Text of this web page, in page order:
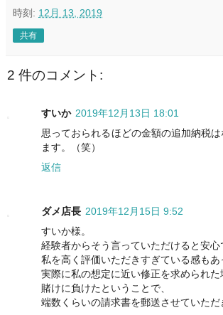
時刻: 12月 13, 2019
共有
2 件のコメント:
すいか 2019年12月13日 18:01
思っておられるほどの金額の追加納税
ます。（笑）
返信
ダメ店長 2019年12月15日 9:52
すいか様。
経験者からそう言っていただけると安心
私を高く評価いただきすぎている感もあ
実際に私の想定に近い修正を求められた
賭けに負けたということで、
端数くらいの請求書を郵送させていただ